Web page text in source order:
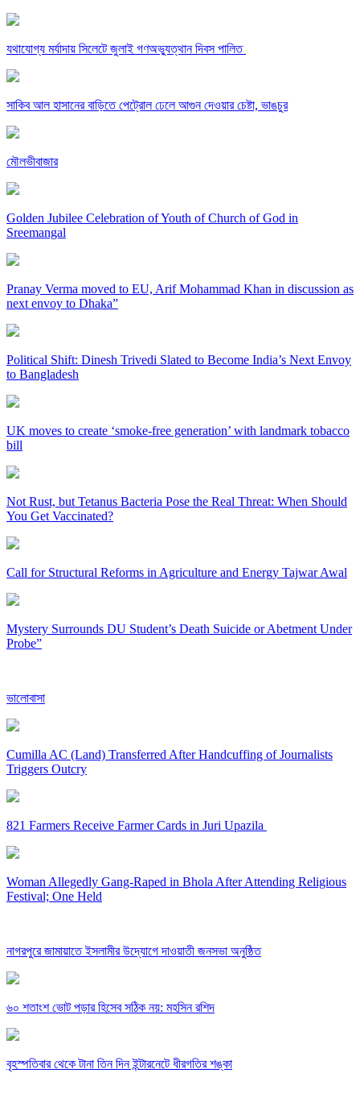
যথাযোগ্য মর্যাদায় সিলেটে জুলাই গণঅভ্যুত্থান দিবস পালিত
সাকিব আল হাসানের বাড়িতে পেট্রোল ঢেলে আগুন দেওয়ার চেষ্টা, ভাঙচুর
মৌলভীবাজার
Golden Jubilee Celebration of Youth of Church of God in
Sreemangal
Pranay Verma moved to EU, Arif Mohammad Khan in discussion as
next envoy to Dhaka”
Political Shift: Dinesh Trivedi Slated to Become India’s Next Envoy
to Bangladesh
UK moves to create ‘smoke-free generation’ with landmark tobacco
bill
Not Rust, but Tetanus Bacteria Pose the Real Threat: When Should
You Get Vaccinated?
Call for Structural Reforms in Agriculture and Energy Tajwar Awal
Mystery Surrounds DU Student’s Death Suicide or Abetment Under
Probe”
ভালোবাসা
Cumilla AC (Land) Transferred After Handcuffing of Journalists
Triggers Outcry
821 Farmers Receive Farmer Cards in Juri Upazila
Woman Allegedly Gang-Raped in Bhola After Attending Religious
Festival; One Held
নাগরপুরে জামায়াতে ইসলামীর উদ্যোগে দাওয়াতী জনসভা অনুষ্ঠিত
৬০ শতাংশ ভোট পড়ার হিসেব সঠিক নয়: মহসিন রশিদ
বৃহস্পতিবার থেকে টানা তিন দিন ইন্টারনেটে ধীরগতির শঙ্কা